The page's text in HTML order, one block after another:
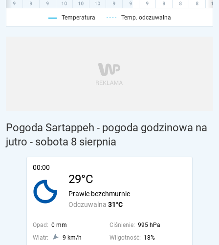
Temperatura Temp. odczuwalna
Pogoda Sartappeh - pogoda godzinowa na
jutro - sobota 8 sierpnia
00:00
29°C
Odczuwalna 31°C
Prawie bezchmurnie
Opad: 0 mm Ciśnienie: 995 hPa
Wiatr:
9 km/h Wilgotność: 18%